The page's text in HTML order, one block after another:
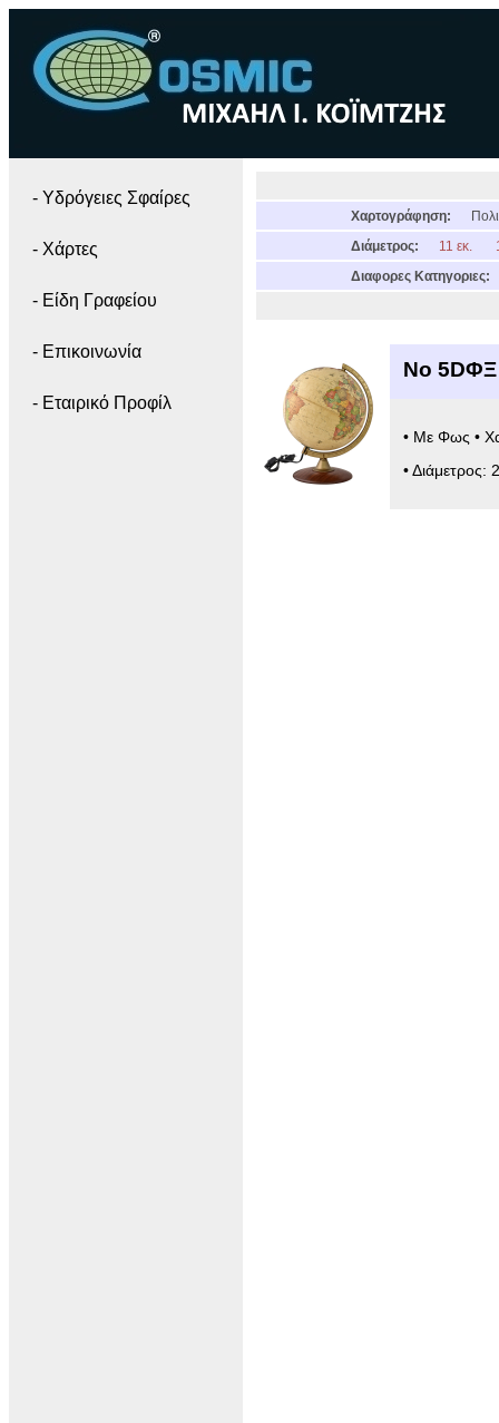
- Yδρόγειες Σφαίρες
- Χάρτες
- Είδη Γραφείου
- Επικοινωνία
- Εταιρικό Προφίλ
Χαρτογράφηση:
Διάμετρος:
11 εκ.
Διαφορες Κατηγοριες:
Νο
• Με Φως •
•